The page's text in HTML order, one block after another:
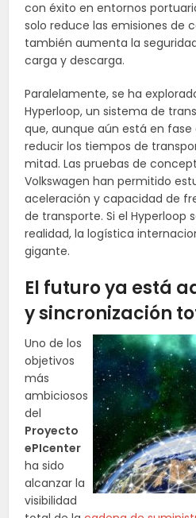
con éxito en entornos
solo reduce las emisiones de
también aumenta la
carga y descarga.
Paralelamente, se ha
Hyperloop, un sistema de
que, aunque aún está en fase
reducir los tiempos de
mitad. Las pruebas de
Volkswagen han permitido
aceleración y capacidad de
de transporte. Si el Hyperloop
realidad, la logística
gigante.
El futuro ya está
y sincronización
Uno de los
objetivos
más
ambiciosos
del
Proyecto
ePIcenter
ha sido
alcanzar la
visibilidad